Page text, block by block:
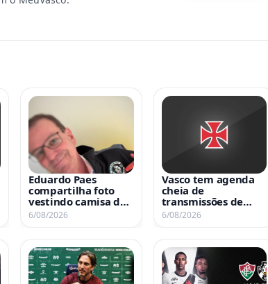
Eduardo Paes
compartilha foto
vestindo camisa do
Vasco
6/08/2026
Vasco tem agenda
cheia de
transmissões de
jogos nesta 5ª-feira
6/08/2026